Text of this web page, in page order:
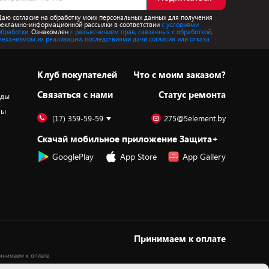
согласие на обработку моих персональных данных для получения
информационной рассылки в соответствиис условиями
Ознакомлен с разъяснением прав, связанных с обработкой,
их реализации, последствиями дачи согласия или отказа.
Клуб покупателей
Cвязаться с нами
Что с моим заказом?
Статус ремонта
(17) 359-59-59 275@5element.by
Скачай мобильное приложение Защита+
GooglePlay App Store App Gallery
Принимаем к оплате